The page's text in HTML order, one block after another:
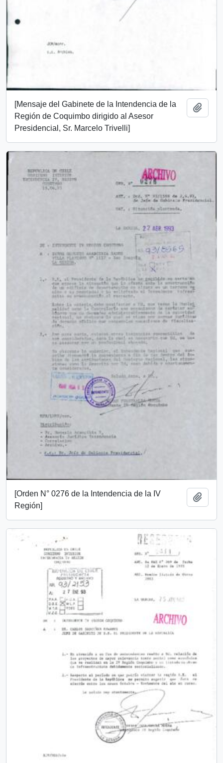
[Mensaje del Gabinete de la Intendencia de la
Región de Coquimbo dirigido al Asesor
Presidencial, Sr. Marcelo Trivelli]
[Orden N° 0276 de la Intendencia de la IV
Región]